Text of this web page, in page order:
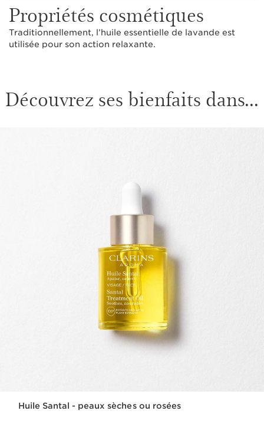
Propriétés cosmétiques
Traditionnellement, l’huile essentielle de lavande est
utilisée pour son action relaxante.
Découvrez ses bienfaits dans...
Huile Santal - peaux sèches ou rosées